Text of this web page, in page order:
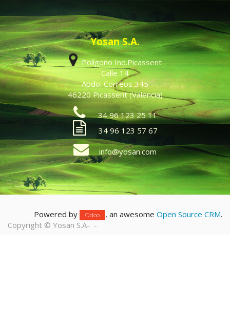
Yosan S.A.
Polígono Ind.Picassent
Calle 14
Apdo. Correos 345
46220 Picassent (Valencia)
34 96 123 25 11
34 96 123 57 67
info@yosan.com
Powered by Odoo , an awesome Open Source CRM.
Copyright © Yosan S.A- -